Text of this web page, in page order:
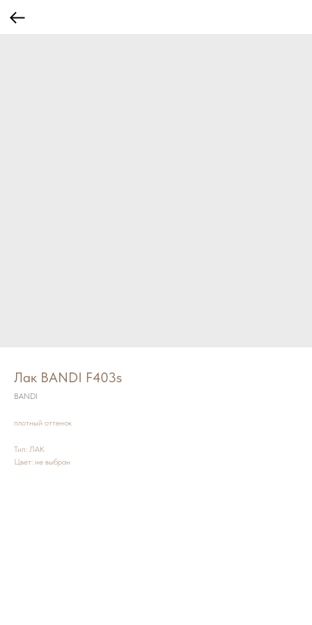
Лак BANDI F403s
BANDI
плотный оттенок
Тип: ЛАК
Цвет: не выбран